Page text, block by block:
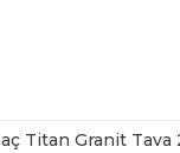
Taç Titan Granit